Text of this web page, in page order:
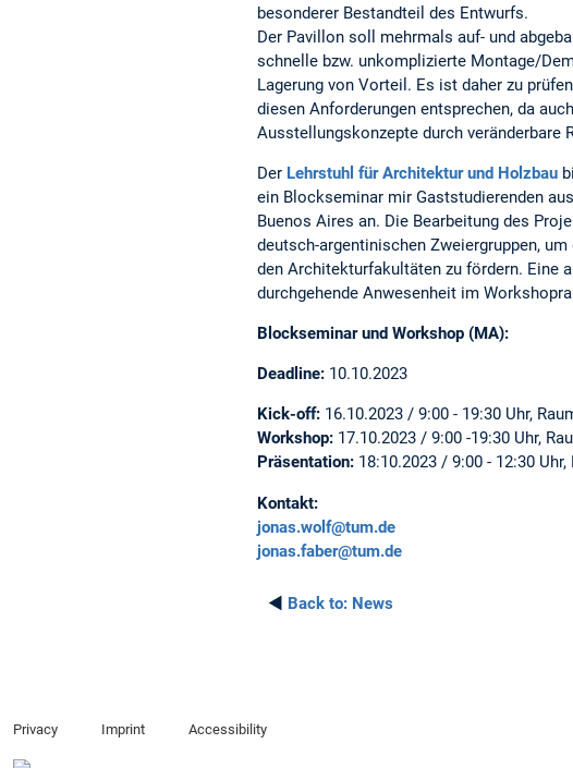
besonderer Bestandteil des Entwurfs.
Der Pavillon soll mehrmals auf- und
schnelle bzw. unkomplizierte Montage/
Lagerung von Vorteil. Es ist daher zu
diesen Anforderungen entsprechen, da
Ausstellungskonzepte durch veränderbare
Der Lehrstuhl für Architektur und Holzbau
ein Blockseminar mir Gaststudierenden
Buenos Aires an. Die Bearbeitung des
deutsch-argentinischen Zweiergruppen,
den Architekturfakultäten zu fördern. Eine
durchgehende Anwesenheit im
Blockseminar und Workshop (MA):
Deadline: 10.10.2023
Kick-off: 16.10.2023 / 9:00 - 19:30 Uhr,
Workshop: 17.10.2023 / 9:00 -19:30 Uhr,
Präsentation: 18:10.2023 / 9:00 - 12:30
Kontakt:
jonas.wolf@tum.de
jonas.faber@tum.de
◄ Back to: News
Privacy Imprint Accessibility